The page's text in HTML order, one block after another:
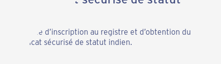
Demande d’inscription au registre et d’obtention du
certificat sécurisé de statut indien.